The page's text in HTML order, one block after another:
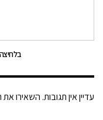
עדיין אין תגובות. השאירו